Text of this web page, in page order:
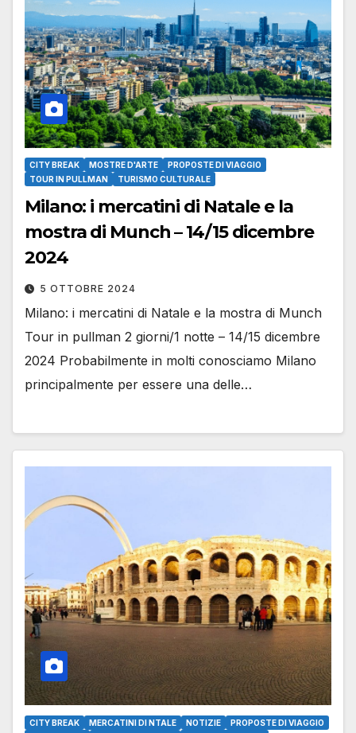
CITY BREAK MOSTRE D'ARTE
PROPOSTE DI VIAGGIO
TOUR IN PULLMAN
TURISMO CULTURALE
Milano: i mercatini di Natale e la
mostra di Munch – 14/15 dicembre
2024
5 OTTOBRE 2024
Milano: i mercatini di Natale e la mostra di Munch
Tour in pullman 2 giorni/1 notte – 14/15 dicembre
2024 Probabilmente in molti conosciamo Milano
principalmente per essere una delle…
CITY BREAK MERCATINI DI NTALE NOTIZIE
PROPOSTE DI VIAGGIO